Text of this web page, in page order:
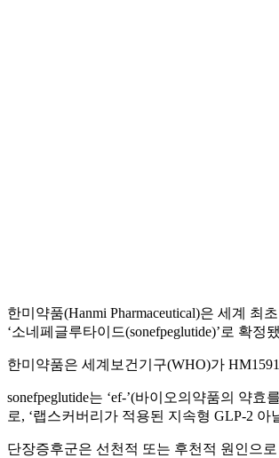
한미약품(Hanmi Pharmaceutical)은 세계 최
‘소네페글루타이드(sonefpeglutide)’로 확정
한미약품은 세계보건기구(WHO)가
sonefpeglutide는 ‘ef-’(바이오의약품의 약
로, ‘랩스커버리가 적용된 지속형 GLP-2
단장증후군은 선천적 또는 후천적 원인으